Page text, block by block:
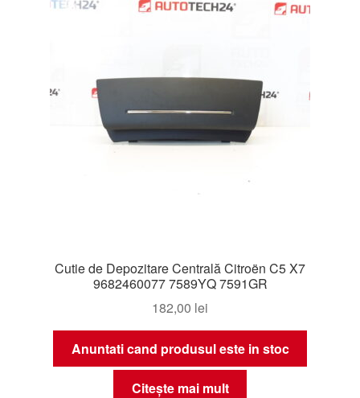
Cutie de Depozitare Centrală Citroën C5 X7
9682460077 7589YQ 7591GR
182,00 lei
Anuntati cand produsul este in stoc
Citește mai mult